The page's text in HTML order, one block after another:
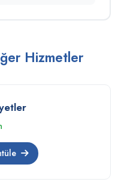
Hizmetler